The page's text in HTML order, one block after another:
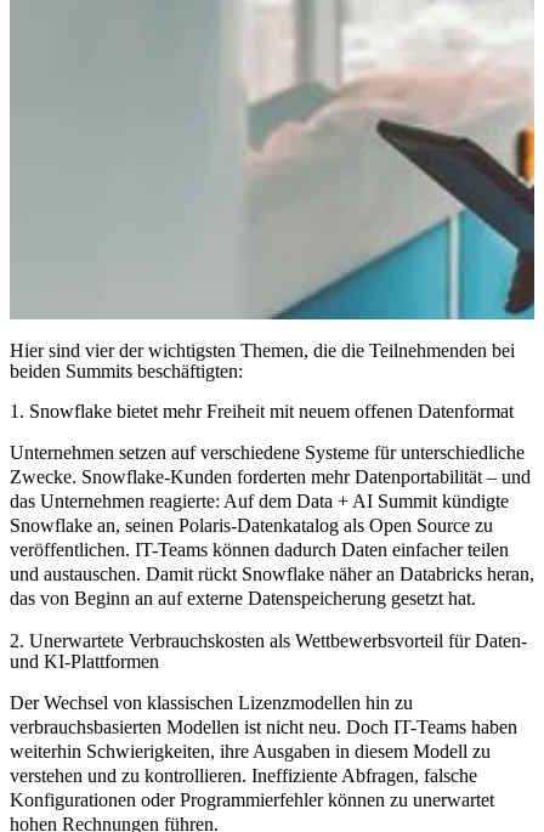
Hier sind vier der wichtigsten Themen, die die Teilnehmenden bei
beiden Summits beschäftigten:
1. Snowflake bietet mehr Freiheit mit neuem offenen Datenformat
Unternehmen setzen auf verschiedene Systeme für unterschiedliche
Zwecke. Snowflake-Kunden forderten mehr Datenportabilität – und
das Unternehmen reagierte: Auf dem Data + AI Summit kündigte
Snowflake an, seinen Polaris-Datenkatalog als Open Source zu
veröffentlichen. IT-Teams können dadurch Daten einfacher teilen
und austauschen. Damit rückt Snowflake näher an Databricks heran,
das von Beginn an auf externe Datenspeicherung gesetzt hat.
2. Unerwartete Verbrauchskosten als Wettbewerbsvorteil für Daten-
und KI-Plattformen
Der Wechsel von klassischen Lizenzmodellen hin zu
verbrauchsbasierten Modellen ist nicht neu. Doch IT-Teams haben
weiterhin Schwierigkeiten, ihre Ausgaben in diesem Modell zu
verstehen und zu kontrollieren. Ineffiziente Abfragen, falsche
Konfigurationen oder Programmierfehler können zu unerwartet
hohen Rechnungen führen.